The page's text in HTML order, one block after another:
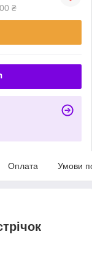
₴
Оплата Умови